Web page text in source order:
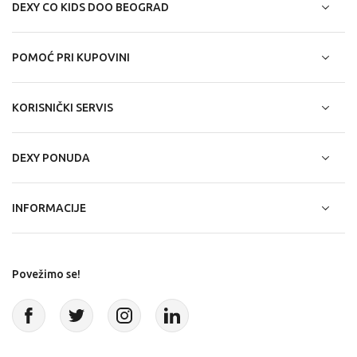
DEXY CO KIDS DOO BEOGRAD
POMOĆ PRI KUPOVINI
KORISNIČKI SERVIS
DEXY PONUDA
INFORMACIJE
Povežimo se!